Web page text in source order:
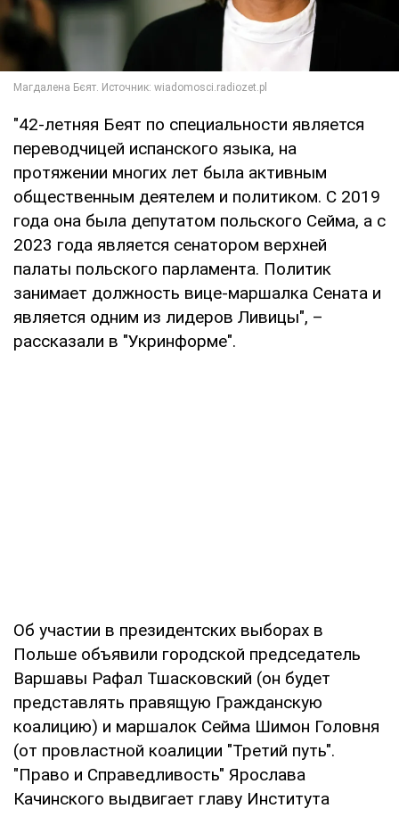
"42-летняя Беят по специальности является
переводчицей испанского языка, на
протяжении многих лет была активным
общественным деятелем и политиком. С 2019
года она была депутатом польского Сейма, а с
2023 года является сенатором верхней
палаты польского парламента. Политик
занимает должность вице-маршалка Сената и
является одним из лидеров Ливицы", –
рассказали в "Укринформе".
Об участии в президентских выборах в
Польше объявили городской председатель
Варшавы Рафал Тшасковский (он будет
представлять правящую Гражданскую
коалицию) и маршалок Сейма Шимон Головня
(от провластной коалиции "Третий путь".
"Право и Справедливость" Ярослава
Качинского выдвигает главу Института